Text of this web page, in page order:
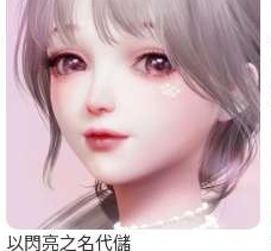
以閃亮之名代儲